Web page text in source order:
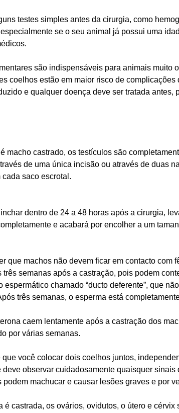
testes simples antes da cirurgia, como
se o seu animal já possui uma
são indispensáveis para animais muito
coelhos estão em maior risco de complicações
e qualquer doença deve ser tratada antes,
macho castrado, os testículos são
de uma única incisão ou através de duas
saco escrotal.
dentro de 24 a 48 horas após a cirurgia,
e acabará por encolher a um
que machos não devem ficar em contacto com
semanas após a castração, pois podem
espermático chamado “ducto deferente”, que
três semanas, o esperma está
caem lentamente após a castração dos
por várias semanas.
que você colocar dois coelhos juntos,
observar cuidadosamente quaisquer sinais
machucar e causar lesões graves e por
é castrada, os ovários, ovidutos, o útero e cérvix